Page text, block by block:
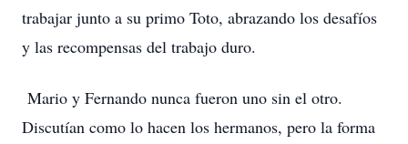
trabajar junto a su primo Toto, abrazando los desafíos
y las recompensas del trabajo duro.
Mario y Fernando nunca fueron uno sin el otro.
Discutían como lo hacen los hermanos, pero la forma